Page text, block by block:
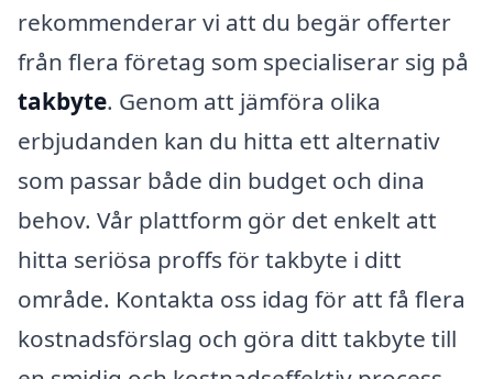
rekommenderar vi att du begär offerter
från flera företag som specialiserar sig på
takbyte. Genom att jämföra olika
erbjudanden kan du hitta ett alternativ
som passar både din budget och dina
behov. Vår plattform gör det enkelt att
hitta seriösa proffs för takbyte i ditt
område. Kontakta oss idag för att få flera
kostnadsförslag och göra ditt takbyte till